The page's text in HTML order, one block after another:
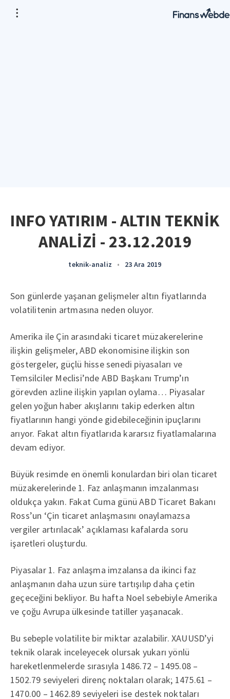
INFO YATIRIM - ALTIN TEKNİK
ANALİZİ - 23.12.2019
teknik-analiz • 23 Ara 2019
Son günlerde yaşanan gelişmeler altın fiyatlarında
volatilitenin artmasına neden oluyor.
Amerika ile Çin arasındaki ticaret müzakerelerine
ilişkin gelişmeler, ABD ekonomisine ilişkin son
göstergeler, güçlü hisse senedi piyasaları ve
Temsilciler Meclisi’nde ABD Başkanı Trump’ın
görevden azline ilişkin yapılan oylama… Piyasalar
gelen yoğun haber akışlarını takip ederken altın
fiyatlarının hangi yönde gidebileceğinin ipuçlarını
arıyor. Fakat altın fiyatlarıda kararsız fiyatlamalarına
devam ediyor.
Büyük resimde en önemli konulardan biri olan ticaret
müzakerelerinde 1. Faz anlaşmanın imzalanması
oldukça yakın. Fakat Cuma günü ABD Ticaret Bakanı
Ross’un ‘Çin ticaret anlaşmasını onaylamazsa
vergiler artırılacak’ açıklaması kafalarda soru
işaretleri oluşturdu.
Piyasalar 1. Faz anlaşma imzalansa da ikinci faz
anlaşmanın daha uzun süre tartışılıp daha çetin
geçeceğini bekliyor. Bu hafta Noel sebebiyle Amerika
ve çoğu Avrupa ülkesinde tatiller yaşanacak.
Bu sebeple volatilite bir miktar azalabilir. XAUUSD’yi
teknik olarak inceleyecek olursak yukarı yönlü
hareketlenmelerde sırasıyla 1486.72 – 1495.08 –
1502.79 seviyeleri direnç noktaları olarak; 1475.61 –
1470.00 – 1462.89 seviyeleri ise destek noktaları